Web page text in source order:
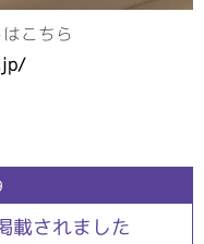
こちら
載されました